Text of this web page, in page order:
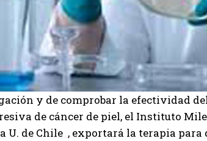
y de comprobar la efectividad
de cáncer de piel, el Instituto
de Chile , exportará la terapia para